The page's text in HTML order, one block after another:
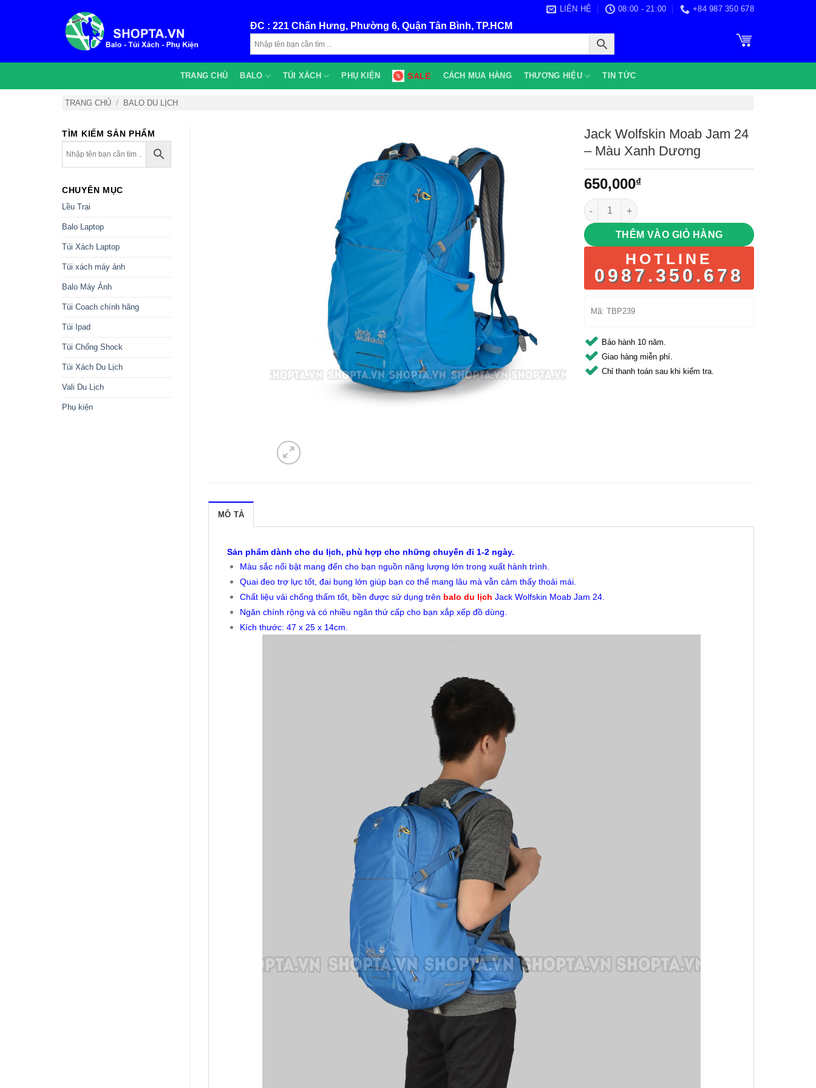
LIÊN HỆ 08:00 - 21:00 +84 987 350 678
ĐC : 221 Chấn Hưng, Phường 6, Quận Tân Bình, TP.HCM
TRANG CHỦ BALO TÚI XÁCH PHỤ KIỆN SALE CÁCH MUA HÀNG THƯƠNG HIỆU TIN TỨC
TRANG CHỦ / BALO DU LỊCH
TÌM KIẾM SẢN PHẨM
CHUYÊN MỤC
Lều Trại
Balo Laptop
Túi Xách Laptop
Túi xách máy ảnh
Balo Máy Ảnh
Túi Coach chính hãng
Túi Ipad
Túi Chống Shock
Túi Xách Du Lịch
Vali Du Lịch
Phụ kiện
Jack Wolfskin Moab Jam 24
– Màu Xanh Dương
650,000₫
Jack Wolfskin Moab Jam 24 – Màu Xanh Dương số
THÊM VÀO GIỎ HÀNG
HOTLINE
0987.350.678
Mã:TBP239
Bảo hành 10 năm.
Giao hàng miễn phí.
Chỉ thanh toán sau khi kiểm tra.
MÔ TẢ
Sản phẩm dành cho du lịch, phù hợp cho những chuyến đi 1-2 ngày.
Màu sắc nổi bật mang đến cho bạn nguồn năng lượng lớn trong xuất hành trình.
Quai đeo trợ lực tốt, đai bụng lớn giúp bạn co thể mang lâu mà vẫn cảm thấy thoải mái.
Chất liệu vải chống thấm tốt, bền được sử dụng trên balo du lịch Jack Wolfskin Moab Jam 24.
Ngăn chính rộng và có nhiều ngăn thứ cấp cho bạn xắp xếp đồ dùng.
Kích thước: 47 x 25 x 14cm.